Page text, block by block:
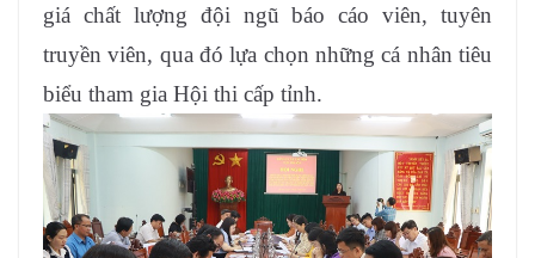
giá chất lượng đội ngũ báo cáo viên, tuyên
truyền viên, qua đó lựa chọn những cá nhân tiêu
biểu tham gia Hội thi cấp tỉnh.